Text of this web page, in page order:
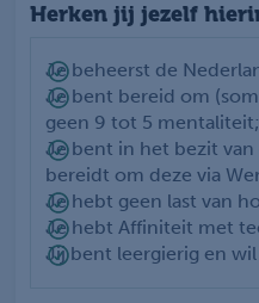
Herken jij jezelf
Je beheerst de
Je bent bereid om
geen 9 tot 5 mentaliteit;
Je bent in het bezit
bereidt om deze via
Je hebt geen last van
Je hebt Affiniteit met
Jij bent leergierig en wil